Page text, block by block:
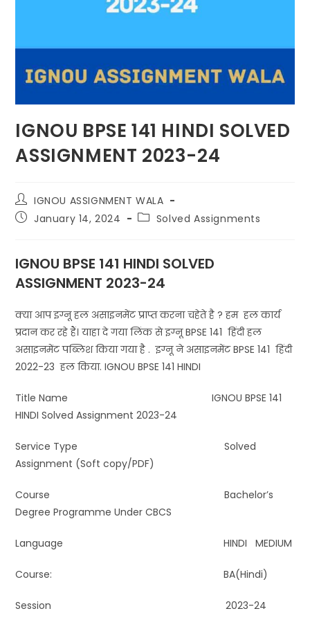
IGNOU BPSE 141 HINDI SOLVED
ASSIGNMENT 2023-24
IGNOU ASSIGNMENT WALA
January 14, 2024
Solved Assignments
IGNOU BPSE 141 HINDI SOLVED
ASSIGNMENT 2023-24
क्या आप इग्नू हल असाइनमेंट प्राप्त करना चहेते है ? हम हल कार्य
प्रदान कर रहे हैं। याहा दे गया लिंक से इग्नू BPSE 141 हिंदी हल
असाइनमेंट पब्लिश किया गया है . इग्नू ने असाइनमेंट BPSE 141 हिंदी
2022-23 हल किया. IGNOU BPSE 141 HINDI
Title Name IGNOU BPSE 141
HINDI Solved Assignment 2023-24
Service Type Solved
Assignment (Soft copy/PDF)
Course Bachelor’s
Degree Programme Under CBCS
Language HINDI MEDIUM
Course: BA(Hindi)
Session 2023-24